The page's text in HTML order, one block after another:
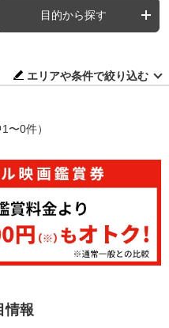
目的から探す
エリアや条件で絞り込む
〜0件）
情報